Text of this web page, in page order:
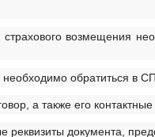
возмещения
обратиться в
а также его
реквизиты документа,